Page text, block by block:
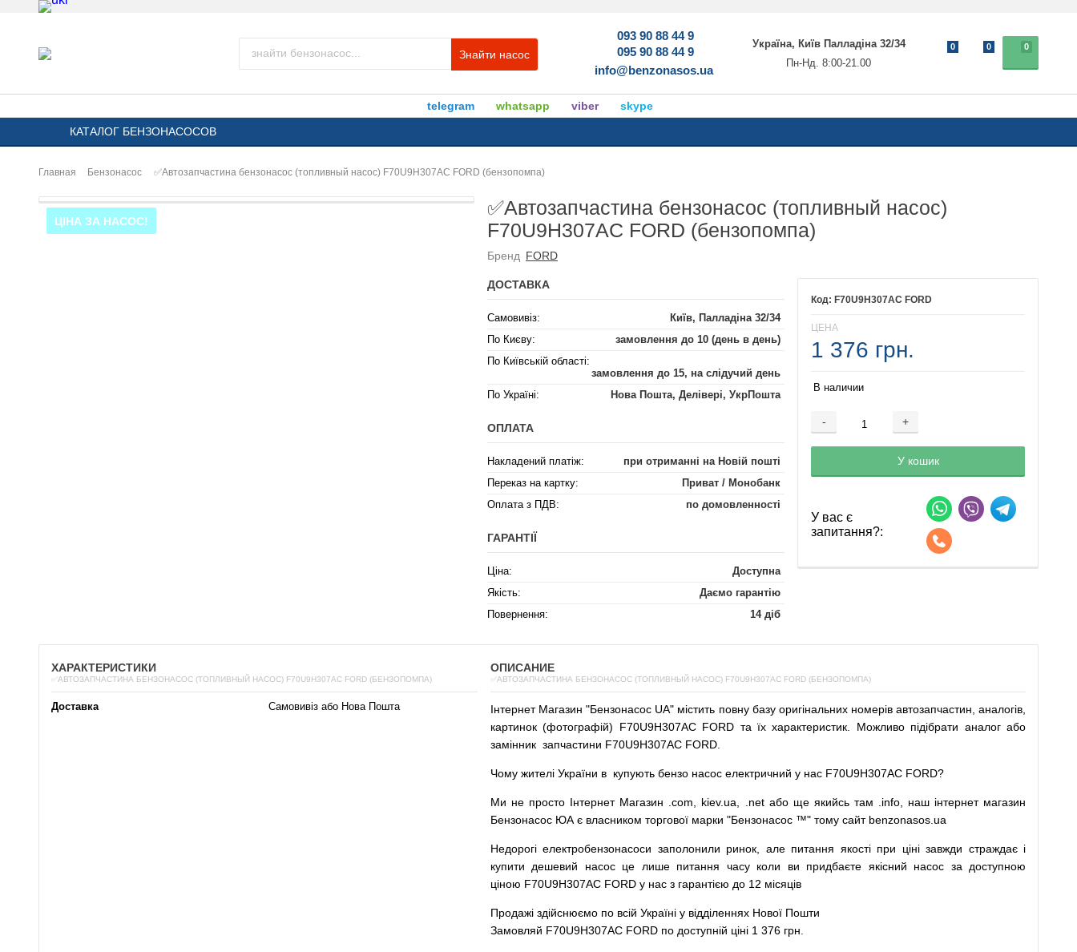
Знайти насос
093 90 88 44 9
095 90 88 44 9
info@benzonasos.ua
Україна, Київ Палладіна 32/34
Пн-Нд. 8:00-21.00
0
0 0
telegram whatsapp viber
skype
КАТАЛОГ БЕНЗОНАСОСОВ
Главная Бензонасос ✅Автозапчастина бензонасос (топливный насос) F70U9H307AC FORD (бензопомпа)
ЦІНА ЗА НАСОС!
✅Автозапчастина бензонасос (топливный насос)
F70U9H307AC FORD (бензопомпа)
Бренд FORD
F70U9H307AC FORD
ЦЕНА
1 376 грн.
В наличии
- +
Добавляется...
У кошик
Добавлен
У вас є
запитання?:
ДОСТАВКА
Самовивіз:
Київ, Палладіна 32/34
По Києву:
замовлення до 10 (день в день)
По Київській області:
замовлення до 15, на слідучий день
По Україні:
Нова Пошта, Делівері, УкрПошта
ОПЛАТА
Накладений платіж:
при отриманні на Новій пошті
Переказ на картку:
Приват / Монобанк
Оплата з ПДВ:
по домовленності
ГАРАНТІЇ
Ціна:
Доступна
Якість:
Даємо гарантію
Повернення:
14 діб
ХАРАКТЕРИСТИКИ
✅АВТОЗАПЧАСТИНА БЕНЗОНАСОС (ТОПЛИВНЫЙ НАСОС) F70U9H307AC FORD (БЕНЗОПОМПА)
Доставка Самовивіз або Нова Пошта
ОПИСАНИЕ
✅АВТОЗАПЧАСТИНА БЕНЗОНАСОС (ТОПЛИВНЫЙ НАСОС) F70U9H307AC FORD (БЕНЗОПОМПА)
Інтернет Магазин "Бензонасос UA" містить повну базу оригінальних номерів автозапчастин аналогів
картинок (фотографій) F70U9H307AC FORD та їх характеристик. Можливо підібрати аналог або
замінник запчастини F70U9H307AC FORD.
Чому жителі України в купують бензо насос електричний у нас F70U9H307AC FORD?
Ми не просто Інтернет Магазин .com kiev.ua .net або ще якийсь там .info, наш інтернет магазин
Бензонасос ЮА є власником торгової марки "Бензонасос ™" тому сайт benzonasos.ua
Недорогі електробензонасоси заполонили ринок але питання якості при ціні завжди страждає і
купити
дешевий насос це лише питання часу коли ви придбаєте якісний насос за доступною
ціною F70U9H307AC FORD у нас з гарантією до 12 місяців
Продажі здійснюємо по всій Україні у відділеннях Нової Пошти
Замовляй F70U9H307AC FORD по доступній ціні 1 376 грн.